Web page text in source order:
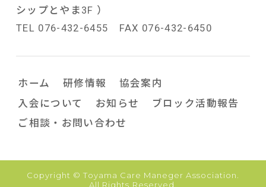
シップとやま3F ）
TEL 076-432-6455 FAX 076-432-6450
ホーム 研修情報
協会案内
入会について
お知らせ
ブロック活動報告
ご相談・お問い合わせ
Copyright © Toyama Care Maneger Association.
All Rights Reserved.